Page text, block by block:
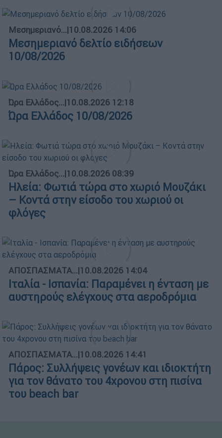
Μεσημεριανό...|10.08.2026 14:06
Μεσημεριανό δελτίο ειδήσεων
10/08/2026
Ώρα Ελλάδος...|10.08.2026 12:18
Ώρα Ελλάδος 10/08/2026
Ώρα Ελλάδος...|10.08.2026 08:39
Ηλεία: Φωτιά τώρα στο χωριό Μουζάκι
– Κοντά στην είσοδο του χωριού οι
φλόγες
ΑΠΟΣΠΑΣΜΑΤΑ...|10.08.2026 14:04
Ιταλία - Ισπανία: Παραμένει η ένταση με
αυστηρούς ελέγχους στα αεροδρόμια
ΑΠΟΣΠΑΣΜΑΤΑ...|10.08.2026 14:41
Πάρος: Συλλήψεις γονέων και ιδιοκτήτη
για τον θάνατο του 4χρονου στη πισίνα
του beach bar